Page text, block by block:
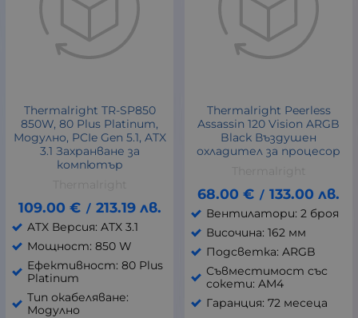
Thermalright TR-SP850
850W, 80 Plus Platinum,
Модулно, PCIe Gen 5.1, ATX
3.1 Захранване за
компютър
109.00 € / 213.19 лв.
ATX Версия: ATX 3.1
Мощност: 850 W
Ефективност: 80 Plus
Platinum
Тип окабеляване:
Модулно
Thermalright Peerless
Assassin 120 Vision ARGB
Black Въздушен
охладител за процесор
68.00 € / 133.00 лв.
Вентилатори: 2 броя
Височина: 162 мм
Подсветка: ARGB
Съвместимост със
сокети: AM4
Гаранция: 72 месеца